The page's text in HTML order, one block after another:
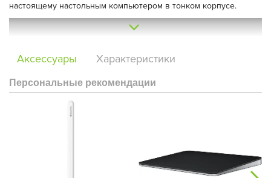
настоящему настольным компьютером в тонком корпусе.
13-дюймовый Ultra Retina XDR-дисплейс
Аксессуары Характеристики
Персональные рекомендации